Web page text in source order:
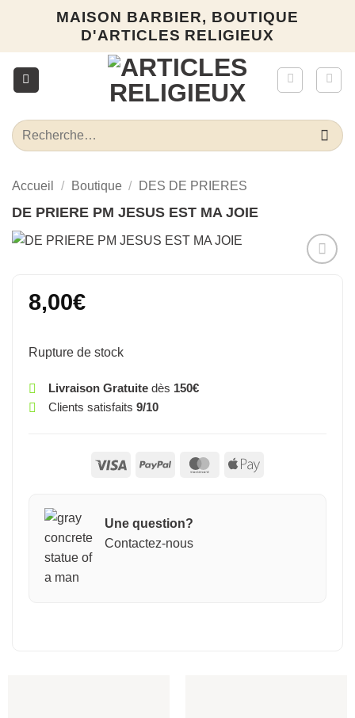
MAISON BARBIER, BOUTIQUE
D'ARTICLES RELIGIEUX
Recherche
pour :
Accueil / Boutique / DES DE PRIERES
DE PRIERE PM JESUS EST MA JOIE
8,00€
Rupture de stock
Livraison Gratuitedès 150€
Clients satisfaits 9/10
Visa PayPal MasterCardApple
Une question?
Contactez-nous